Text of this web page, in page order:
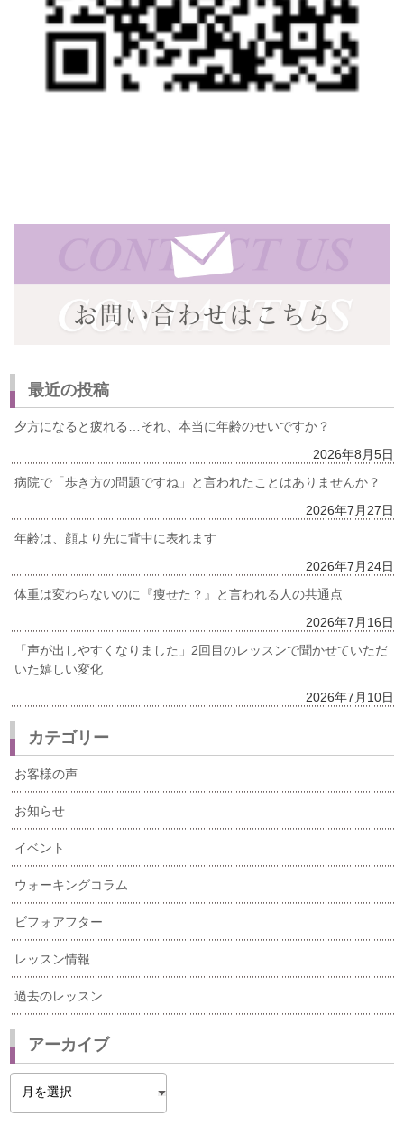
最近の投稿
夕方になると疲れる…それ、本当に年齢のせいですか？
2026年8月5日
病院で「歩き方の問題ですね」と言われたことはありませんか？
2026年7月27日
年齢は、顔より先に背中に表れます
2026年7月24日
体重は変わらないのに『痩せた？』と言われる人の共通点
2026年7月16日
「声が出しやすくなりました」2回目のレッスンで聞かせていただ
いた嬉しい変化
2026年7月10日
カテゴリー
お客様の声
お知らせ
イベント
ウォーキングコラム
ビフォアフター
レッスン情報
過去のレッスン
アーカイブ